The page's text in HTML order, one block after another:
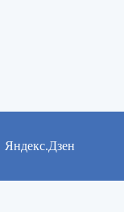
Яндекс.Дзен